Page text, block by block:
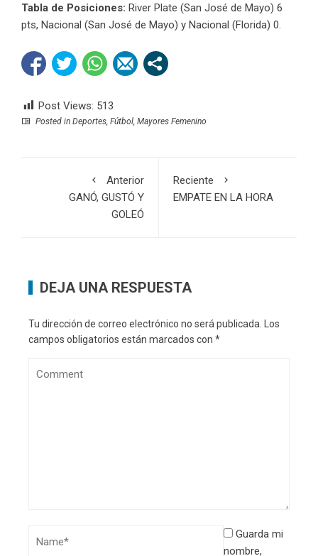
Tabla de Posiciones: River Plate (San José de Mayo) 6
pts, Nacional (San José de Mayo) y Nacional (Florida) 0.
Post Views: 513
Posted in Deportes Fútbol Mayores Femenino
Anterior
GANÓ, GUSTÓ Y
GOLEÓ
Reciente
EMPATE EN LA HORA
DEJA UNA RESPUESTA
Tu dirección de correo electrónico no será publicada. Los
campos obligatorios están marcados con *
Guarda mi
nombre,